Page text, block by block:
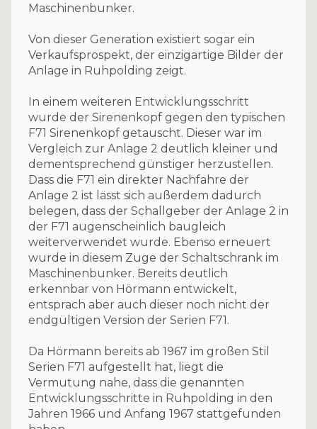
Maschinenbunker.
Von dieser Generation existiert sogar ein
Verkaufsprospekt, der einzigartige Bilder der
Anlage in Ruhpolding zeigt.
In einem weiteren Entwicklungsschritt
wurde der Sirenenkopf gegen den typischen
F71 Sirenenkopf getauscht. Dieser war im
Vergleich zur Anlage 2 deutlich kleiner und
dementsprechend günstiger herzustellen.
Dass die F71 ein direkter Nachfahre der
Anlage 2 ist lässt sich außerdem dadurch
belegen, dass der Schallgeber der Anlage 2 in
der F71 augenscheinlich baugleich
weiterverwendet wurde. Ebenso erneuert
wurde in diesem Zuge der Schaltschrank im
Maschinenbunker. Bereits deutlich
erkennbar von Hörmann entwickelt,
entsprach aber auch dieser noch nicht der
endgültigen Version der Serien F71.
Da Hörmann bereits ab 1967 im großen Stil
Serien F71 aufgestellt hat, liegt die
Vermutung nahe, dass die genannten
Entwicklungsschritte in Ruhpolding in den
Jahren 1966 und Anfang 1967 stattgefunden